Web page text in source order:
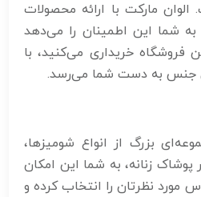
مارکت با ارائه محصولات
شما این اطمینان را می‌دهد
خریداری می‌کنید، با
جنس به دست شما می‌رسد.
بزرگ از انواع شومیزها،
پوشاک زنانه، به شما این امکان
مورد نظرتان را انتخاب کرده و